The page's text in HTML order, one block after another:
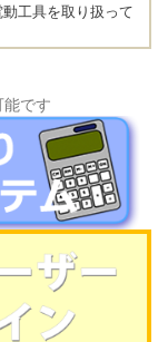
工具を取り扱って
です